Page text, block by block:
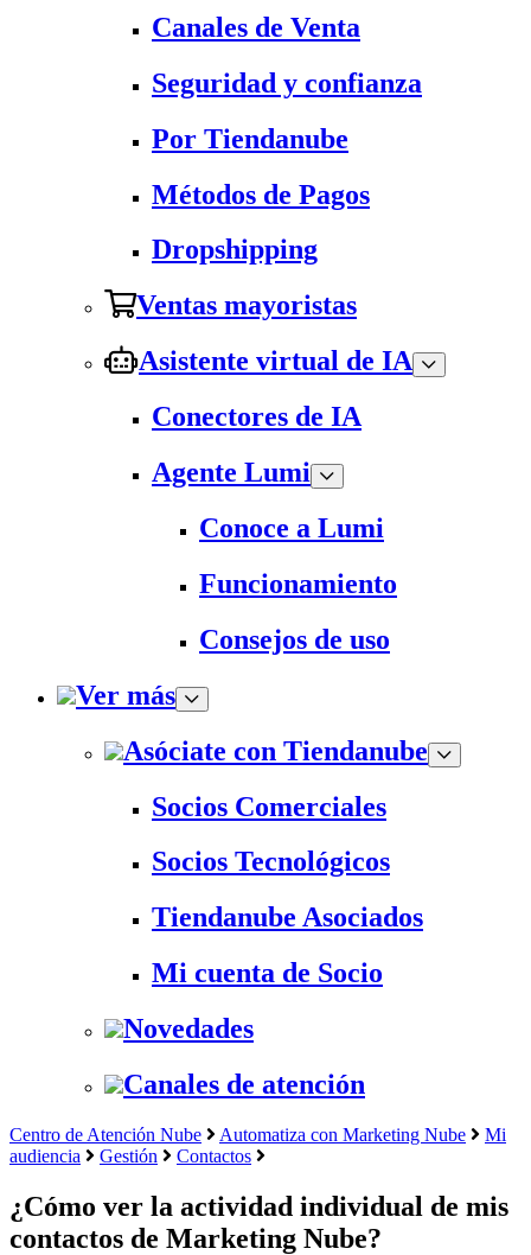
Canales de Venta
Seguridad y confianza
Por Tiendanube
Métodos de Pagos
Dropshipping
Ventas mayoristas
Asistente virtual de IA
Conectores de IA
Agente Lumi
Conoce a Lumi
Funcionamiento
Consejos de uso
Ver más
Asóciate con Tiendanube
Socios Comerciales
Socios Tecnológicos
Tiendanube Asociados
Mi cuenta de Socio
Novedades
Canales de atención
Centro de Atención Nube Automatiza con Marketing Nube
Mi
audiencia
Gestión Contactos
¿Cómo ver la actividad individual de mis
contactos de Marketing Nube?